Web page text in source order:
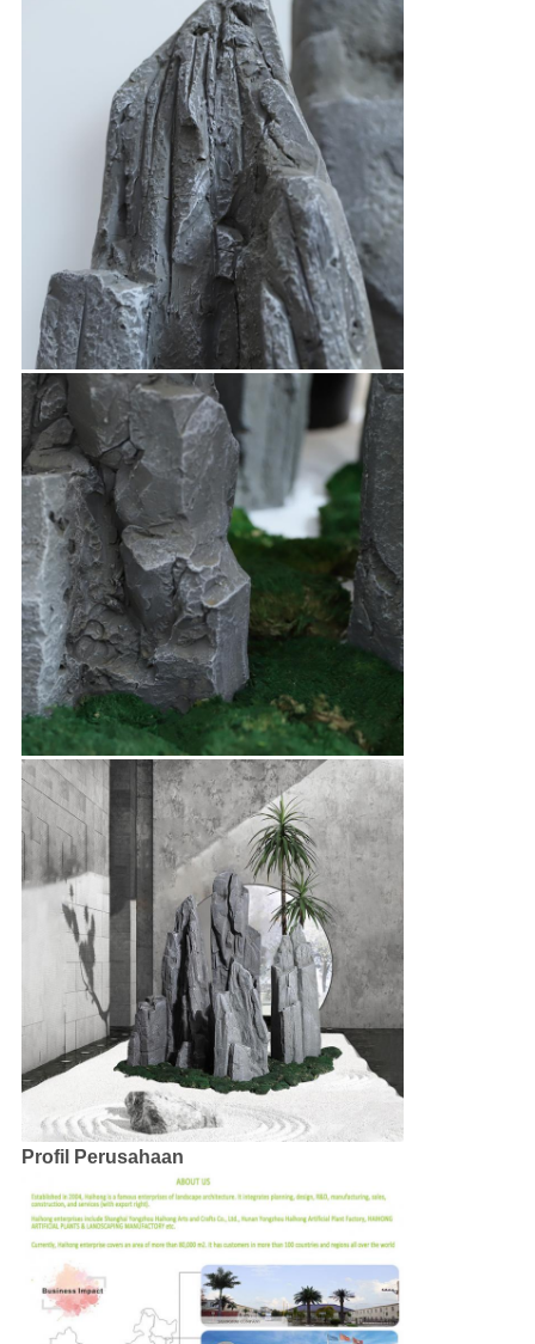
Profil Perusahaan